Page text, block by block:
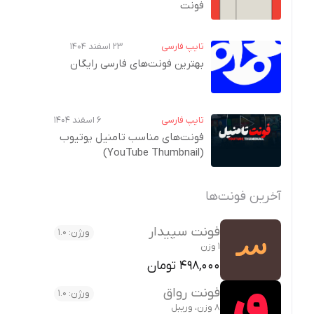
فونت
تایپ فارسی ۲۳ اسفند ۱۴۰۴
بهترین فونت‌های فارسی رایگان
تایپ فارسی ۶ اسفند ۱۴۰۴
فونت‌های مناسب تامنیل یوتیوب
(YouTube Thumbnail)
آخرین فونت‌ها
فونت سپیدار
ورژن: 1.0
1 وزن
498,000 تومان
فونت رواق
ورژن: 1.0
8 وزن، وریبل